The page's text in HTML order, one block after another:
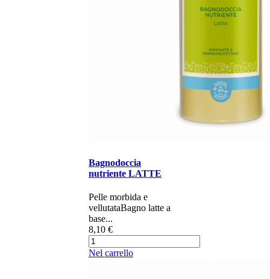
Bagnodoccia
nutriente LATTE
​​​​​​​​Pelle morbida e
vellutata​​ Bagno latte a
base...
8,10 €
Nel carrello